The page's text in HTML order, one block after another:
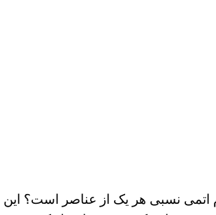
نسبی هر یک از عناصر است؟ این